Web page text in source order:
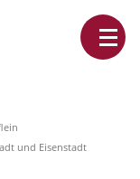
und Eisenstadt